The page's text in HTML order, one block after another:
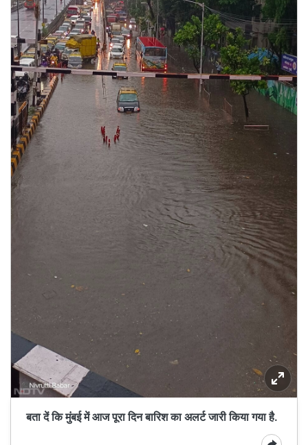
बता दें कि मुंबई में आज पूरा दिन बारिश का अलर्ट जारी किया गया है.